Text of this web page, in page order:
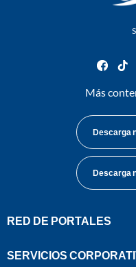
Más
Descarga
Descarga
RED DE PORTALES
SERVICIOS